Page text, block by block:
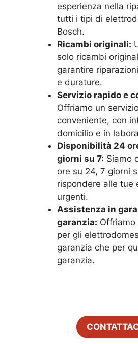
esperienza nella
tutti i tipi di
Bosch.
Ricambi originali:
solo ricambi
garantire
e durature.
Servizio rapido e
Offriamo un
conveniente, con
domicilio e in
Disponibilità 24
giorni su 7: Siamo
ore su 24, 7 giorni
rispondere alle tue
urgenti.
Assistenza in
garanzia: Offriamo
per gli
garanzia che per
garanzia.